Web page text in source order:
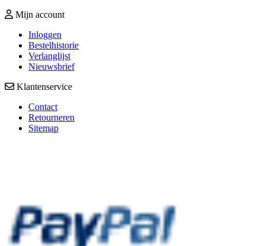
Mijn account
Inloggen
Bestelhistorie
Verlanglijst
Nieuwsbrief
Klantenservice
Contact
Retourneren
Sitemap